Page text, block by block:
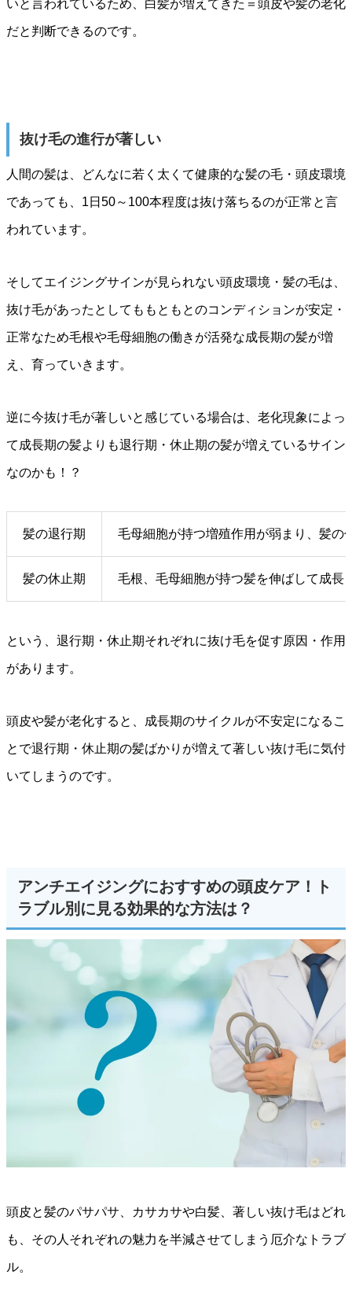
いと言われているため、白髪が増えてきた＝頭皮や髪の老化
だと判断できるのです。
抜け毛の進行が著しい
人間の髪は、どんなに若く太くて健康的な髪の毛・頭皮環境
であっても、1日50～100本程度は抜け落ちるのが正常と言
われています。
そしてエイジングサインが見られない頭皮環境・髪の毛は、
抜け毛があったとしてももともとのコンディションが安定・
正常なため毛根や毛母細胞の働きが活発な成長期の髪が増
え、育っていきます。
逆に今抜け毛が著しいと感じている場合は、老化現象によっ
て成長期の髪よりも退行期・休止期の髪が増えているサイン
なのかも！？
髪の退行期 毛母細胞が持つ増殖作用が弱まり、髪の
髪の休止期 毛根、毛母細胞が持つ髪を伸ばして成長
という、退行期・休止期それぞれに抜け毛を促す原因・作用
があります。
頭皮や髪が老化すると、成長期のサイクルが不安定になるこ
とで退行期・休止期の髪ばかりが増えて著しい抜け毛に気付
いてしまうのです。
アンチエイジングにおすすめの頭皮ケア！ト
ラブル別に見る効果的な方法は？
頭皮と髪のパサパサ、カサカサや白髪、著しい抜け毛はどれ
も、その人それぞれの魅力を半減させてしまう厄介なトラブ
ル。